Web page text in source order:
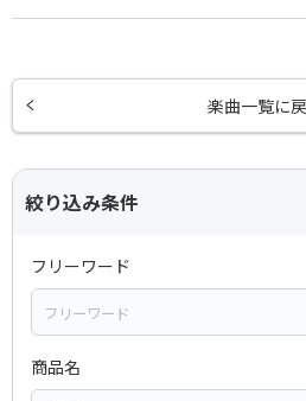
楽曲一覧に
絞り込み条件
フリーワード
商品名